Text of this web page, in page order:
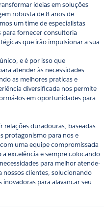
ideias em soluções
robusta de 8 anos de
um time de especialistas
fornecer consultoria
que irão impulsionar a sua
e é por isso que
atender às necessidades
as melhores praticas e
diversificada nos permite
los em oportunidades para
relações duradouras, baseadas
protagonismo para nos e
uma equipe compromissada
excelência e sempre colocando
para melhor atende-
nossos clientes, solucionando
para alavancar seu